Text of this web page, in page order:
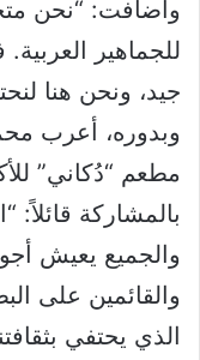
وأضافت: “نحن
للجماهير
جيد، ونحن هنا
وبدوره، أعرب
مطعم “دُكاني”
بالمشاركة
والجميع يعيش
والقائمين على
الذي يحتفي